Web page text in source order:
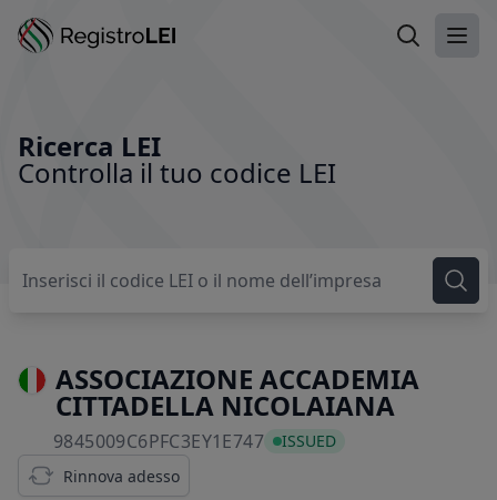
Ricerca LEI
Apri
Ricerca LEI
Controlla il tuo codice LEI
ASSOCIAZIONE ACCADEMIA
CITTADELLA NICOLAIANA
9845009C6PFC3EY1E7479845009C6PFC3EY1E747
ISSUED
Rinnova adesso